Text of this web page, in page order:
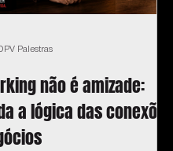
não é amizade:
a lógica das conexões
Palestras